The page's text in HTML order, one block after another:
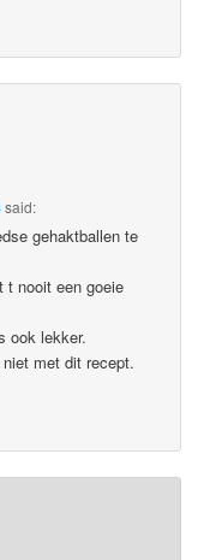
said:
gehaktballen te
t nooit een goeie
ook lekker.
met dit recept.